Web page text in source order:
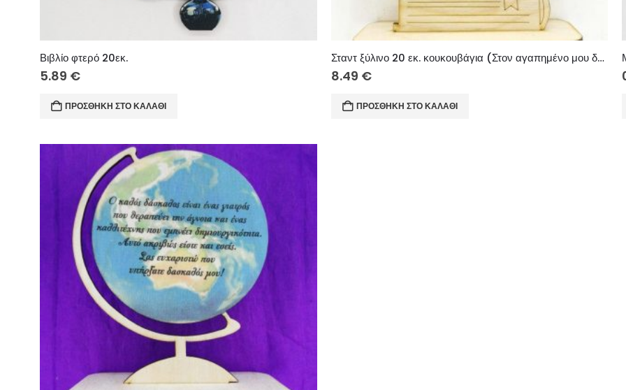
Βιβλίο φτερό 20εκ.
5.89 €
ΠΡΟΣΘΉΚΗ ΣΤΟ ΚΑΛΆΘΙ
Σταντ ξύλινο 20 εκ. κουκουβάγια (Στον αγαπημένο μου δάσκαλο)
8.49 €
ΠΡΟΣΘΉΚΗ ΣΤΟ ΚΑΛΆΘΙ